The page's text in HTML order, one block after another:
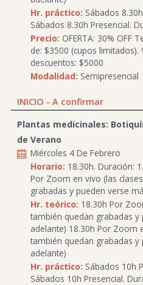
Hr. práctico: Sábados
Sábados 8.30h Presencial.
Precio: OFERTA: 30% OFF
de: $3500 (cupos limitados).
descuentos: $5000
Modalidad: Semipresencial
INICIO - A confirmar
Plantas medicinales:
de Verano
Miércoles 4 De Febrero
Horario: 18.30h. Duración:
Por Zoom en vivo (las
grabadas y pueden verse
Hr. teórico: 18.30h Por
también quedan grabadas y
adelante) 18.30h Por Zoom
también quedan grabadas y
adelante)
Hr. práctico: Sábados 10h
Sábados 10h Presencial.